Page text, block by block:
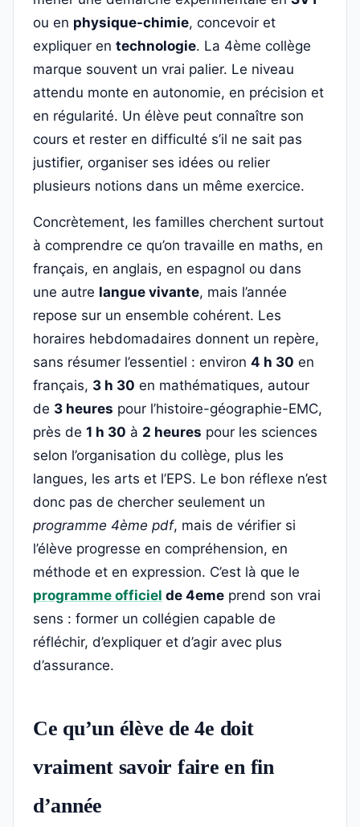
ou en physique-chimie, concevoir et
expliquer en technologie. La 4ème collège
marque souvent un vrai palier. Le niveau
attendu monte en autonomie, en précision et
en régularité. Un élève peut connaître son
cours et rester en difficulté s’il ne sait pas
justifier, organiser ses idées ou relier
plusieurs notions dans un même exercice.
Concrètement, les familles cherchent surtout
à comprendre ce qu’on travaille en maths, en
français, en anglais, en espagnol ou dans
une autre langue vivante, mais l’année
repose sur un ensemble cohérent. Les
horaires hebdomadaires donnent un repère,
sans résumer l’essentiel : environ 4 h 30 en
français, 3 h 30 en mathématiques, autour
de 3 heures pour l’histoire-géographie-EMC,
près de 1 h 30 à 2 heures pour les sciences
selon l’organisation du collège, plus les
langues, les arts et l’EPS. Le bon réflexe n’est
donc pas de chercher seulement un
programme 4ème pdf, mais de vérifier si
l’élève progresse en compréhension, en
méthode et en expression. C’est là que le
programme officiel de 4eme prend son vrai
sens : former un collégien capable de
réfléchir, d’expliquer et d’agir avec plus
d’assurance.
Ce qu’un élève de 4e doit
vraiment savoir faire en fin
d’année